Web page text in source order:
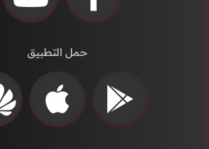
حمل التطبيق